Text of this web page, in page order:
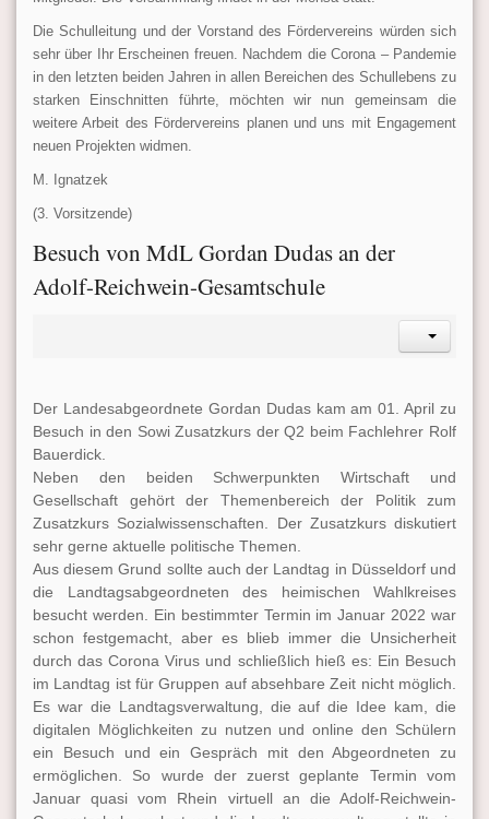
Die Schulleitung und der Vorstand des Fördervereins würden sich
sehr über Ihr Erscheinen freuen. Nachdem die Corona – Pandemie
in den letzten beiden Jahren in allen Bereichen des Schullebens zu
starken Einschnitten führte, möchten wir nun gemeinsam die
weitere Arbeit des Fördervereins planen und uns mit Engagement
neuen Projekten widmen.
M. Ignatzek
(3. Vorsitzende)
Besuch von MdL Gordan Dudas an der
Adolf-Reichwein-Gesamtschule
Der Landesabgeordnete Gordan Dudas kam am 01. April zu
Besuch in den Sowi Zusatzkurs der Q2 beim Fachlehrer Rolf
Bauerdick.
Neben den beiden Schwerpunkten Wirtschaft und
Gesellschaft gehört der Themenbereich der Politik zum
Zusatzkurs Sozialwissenschaften. Der Zusatzkurs diskutiert
sehr gerne aktuelle politische Themen.
Aus diesem Grund sollte auch der Landtag in Düsseldorf und
die Landtagsabgeordneten des heimischen Wahlkreises
besucht werden. Ein bestimmter Termin im Januar 2022 war
schon festgemacht, aber es blieb immer die Unsicherheit
durch das Corona Virus und schließlich hieß es: Ein Besuch
im Landtag ist für Gruppen auf absehbare Zeit nicht möglich.
Es war die Landtagsverwaltung, die auf die Idee kam, die
digitalen Möglichkeiten zu nutzen und online den Schülern
ein Besuch und ein Gespräch mit den Abgeordneten zu
ermöglichen. So wurde der zuerst geplante Termin vom
Januar quasi vom Rhein virtuell an die Adolf-Reichwein-